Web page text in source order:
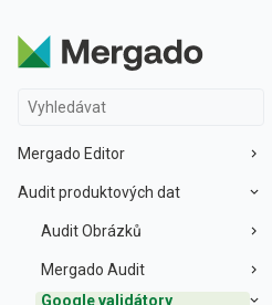
Mergado Editor
Audit produktových dat
Audit Obrázků
Mergado Audit
Google validátory